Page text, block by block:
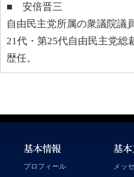
■ 安倍晋三
自由民主党所属の衆議院議
21代・第25代自由民主党総
歴任。
プロフィール
メッ